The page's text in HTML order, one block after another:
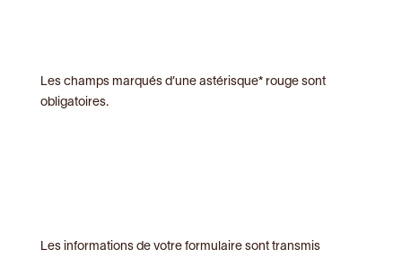
Les champs marqués d’une astérisque* rouge sont
obligatoires.
Les informations de votre formulaire sont transmis